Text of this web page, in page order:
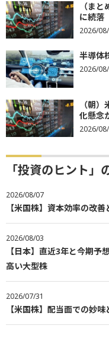
（ま
に続落
2026/
半導体
2026/
（朝
化懸念
2026/
「投資のヒント
2026/08/07
【米国株】資本効率の改
2026/08/03
【日本】直近3年と今期
高い大型株
2026/07/31
【米国株】配当面での妙